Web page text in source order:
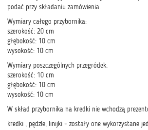
podać przy składaniu zamówienia.
Wymiary całego przybornika:
szerokość: 20 cm
głębokość: 10 cm
wysokość: 10 cm
Wymiary poszczególnych przegródek:
szerokość: 10 cm
głębokość: 10 cm
wysokość: 10 cm
W skład przybornika na kredki nie wchodzą
kredki , pędzle, linijki - zostały one wykorzystane